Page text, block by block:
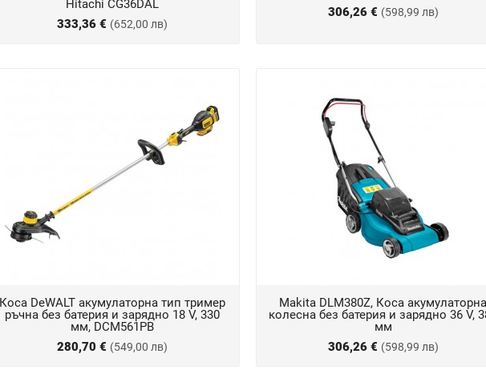
Hitachi CG36DAL
333,36 € (652,00 лв)
306,26 € (598,99 лв)
Коса DeWALT акумулаторна тип тример
ръчна без батерия и зарядно 18 V, 330
мм, DCM561PB
280,70 € (549,00 лв)
Makita DLM380Z, Коса акумулаторна
колесна без батерия и зарядно 36 V,
мм
306,26 € (598,99 лв)